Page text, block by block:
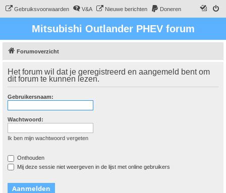
Gebruiksvoorwaarden V&A Nieuwe berichten Doneren
Mitsubishi Outlander PHEV forum
Forumoverzicht
Het forum wil dat je geregistreerd en aangemeld bent om
dit forum te kunnen lezen.
Gebruikersnaam:
Wachtwoord:
Ik ben mijn wachtwoord vergeten
Onthouden
Mij deze sessie niet weergeven in de lijst met online gebruikers